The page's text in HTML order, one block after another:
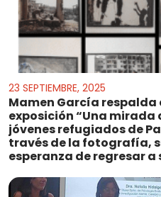
23 SEPTIEMBRE, 2025
Mamen García respalda
exposición “Una mirada
jóvenes refugiados de
través de la fotografía,
esperanza de regresar a